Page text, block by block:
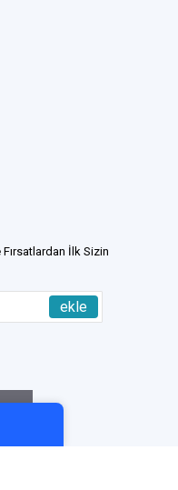
İlk Sizin
ekle